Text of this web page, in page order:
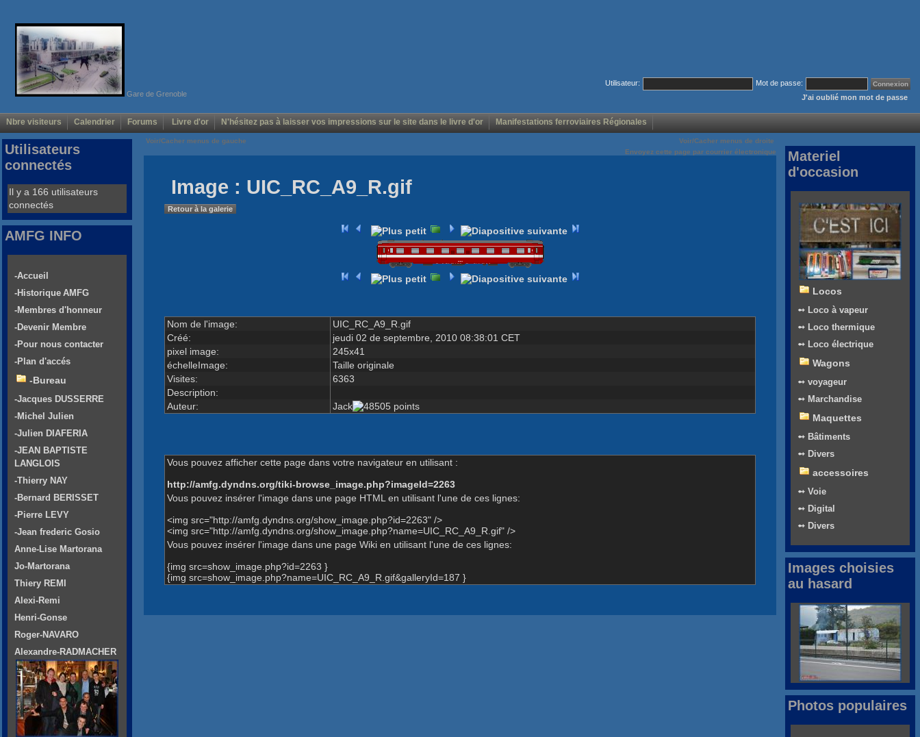
Gare de Grenoble
Utilisateur:
Mot de passe:
J'ai oublié mon mot de passe
Nbre visiteurs Calendrier Forums Livre d'or N'hésitez pas à laisser vos impressions sur le site dans le livre d'or Manifestations ferroviaires Régionales
Voir/Cacher menus de gauche
Voir/Cacher menus de droite
Envoyez cette page par courrier électronique
Image : UIC_RC_A9_R.gif
Retour à la galerie
Nom de l'image:
UIC_RC_A9_R.gif
Créé:
jeudi 02 de septembre, 2010 08:38:01 CET
pixel image:
245x41
échelleImage:
Taille originale
Visites:
6363
Description:
Auteur:
Jack
Vous pouvez afficher cette page dans votre navigateur en utilisant :
http://amfg.dyndns.org/tiki-browse_image.php?imageId=2263
Vous pouvez insérer l'image dans une page HTML en utilisant l'une de ces lignes:
<img src="http://amfg.dyndns.org/show_image.php?id=2263" />
<img src="http://amfg.dyndns.org/show_image.php?name=UIC_RC_A9_R.gif" />
Vous pouvez insérer l'image dans une page Wiki en utilisant l'une de ces lignes:
{img src=show_image.php?id=2263 }
{img src=show_image.php?name=UIC_RC_A9_R.gif&galleryId=187 }
Utilisateurs
connectés
Il y a 166 utilisateurs
connectés
AMFG INFO
-Accueil
-Historique AMFG
-Membres d'honneur
-Devenir Membre
-Pour nous contacter
-Plan d'accés
-Bureau
-Jacques DUSSERRE
-Michel Julien
-Julien DIAFERIA
-JEAN BAPTISTE
LANGLOIS
-Thierry NAY
-Bernard BERISSET
-Pierre LEVY
-Jean frederic Gosio
Anne-Lise Martorana
Jo-Martorana
Thiery REMI
Alexi-Remi
Henri-Gonse
Roger-NAVARO
Alexandre-RADMACHER
Materiel
d'occasion
Locos
➻ Loco à vapeur
➻ Loco thermique
➻ Loco électrique
Wagons
➻ voyageur
➻ Marchandise
Maquettes
➻ Bâtiments
➻ Divers
accessoires
➻ Voie
➻ Digital
➻ Divers
Images choisies
au hasard
Photos populaires